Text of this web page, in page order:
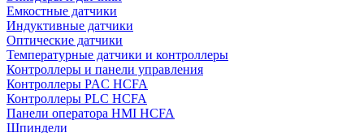
Емкостные датчики
Индуктивные датчики
Оптические датчики
Температурные датчики и контроллеры
Контроллеры и панели управления
Контроллеры PAC HCFA
Контроллеры PLC HCFA
Панели оператора HMI HCFA
Шпиндели